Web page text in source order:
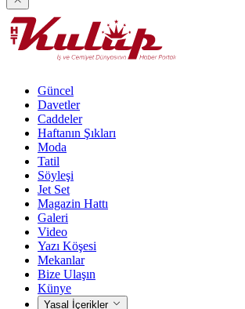
Güncel
Davetler
Caddeler
Haftanın Şıkları
Moda
Tatil
Söyleşi
Jet Set
Magazin Hattı
Galeri
Video
Yazı Köşesi
Mekanlar
Bize Ulaşın
Künye
Yasal İçerikler